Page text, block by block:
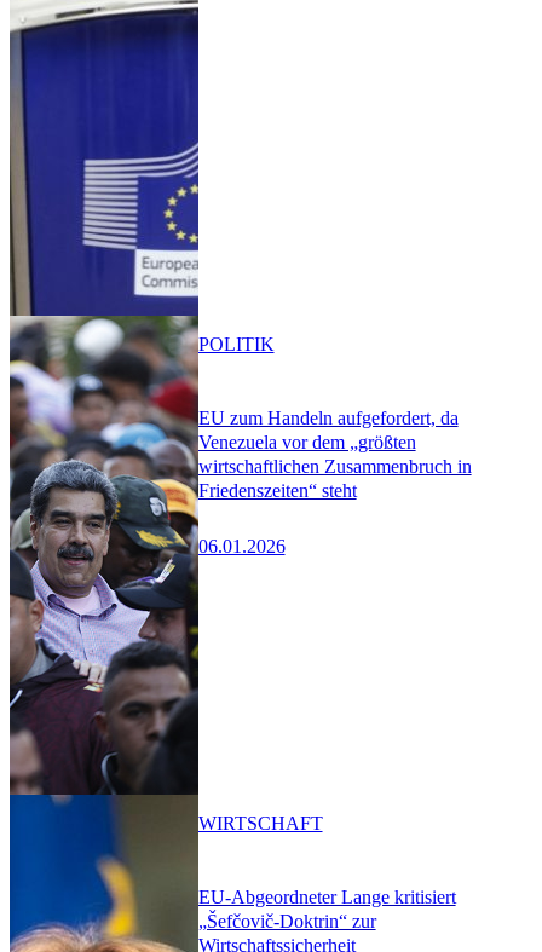
EU zum Handeln aufgefordert, da
Venezuela vor dem „größten
wirtschaftlichen Zusammenbruch in
Friedenszeiten“ steht
06.01.2026
POLITIK
EU-Abgeordneter Lange kritisiert
„Šefčovič-Doktrin“ zur
Wirtschaftssicherheit
WIRTSCHAFT